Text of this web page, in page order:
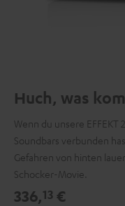
Huch, was
Wenn du unsere
Soundbars verbunden
Gefahren von hinten
Schocker-Movie.
336,13 €